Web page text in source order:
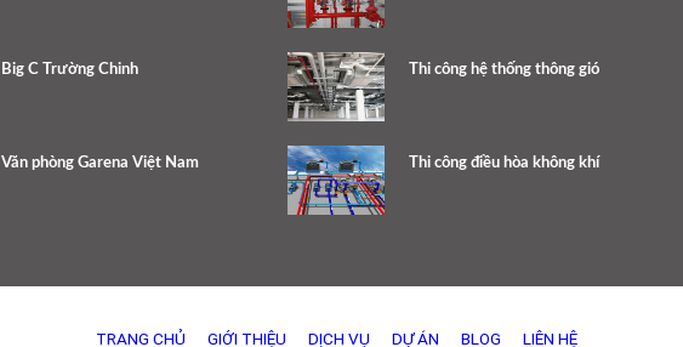
Big C Trường Chinh
Văn phòng Garena Việt Nam
Thi công hệ thống thông gió
Thi công điều hòa không khí
TRANG CHỦ GIỚI THIỆU DỊCH VỤ DỰ ÁN BLOG LIÊN HỆ